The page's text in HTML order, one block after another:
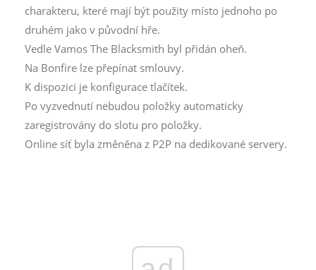
charakteru, které mají být použity místo jednoho po
druhém jako v původní hře.
Vedle Vamos The Blacksmith byl přidán oheň.
Na Bonfire lze přepínat smlouvy.
K dispozici je konfigurace tlačítek.
Po vyzvednutí nebudou položky automaticky
zaregistrovány do slotu pro položky.
Online síť byla změněna z P2P na dedikované servery.